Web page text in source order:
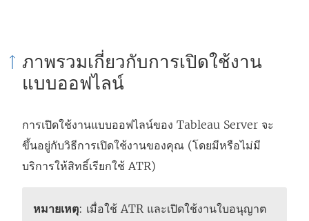
ภาพรวมเกี่ยวกับการเปิดใช้งาน
แบบออฟไลน์
การเปิดใช้งานแบบออฟไลน์ของ Tableau Server จะ
ขึ้นอยู่กับวิธีการเปิดใช้งานของคุณ (โดยมีหรือไม่มี
บริการให้สิทธิ์เรียกใช้ ATR)
หมายเหตุ: เมื่อใช้ ATR และเปิดใช้งานใบอนุญาต